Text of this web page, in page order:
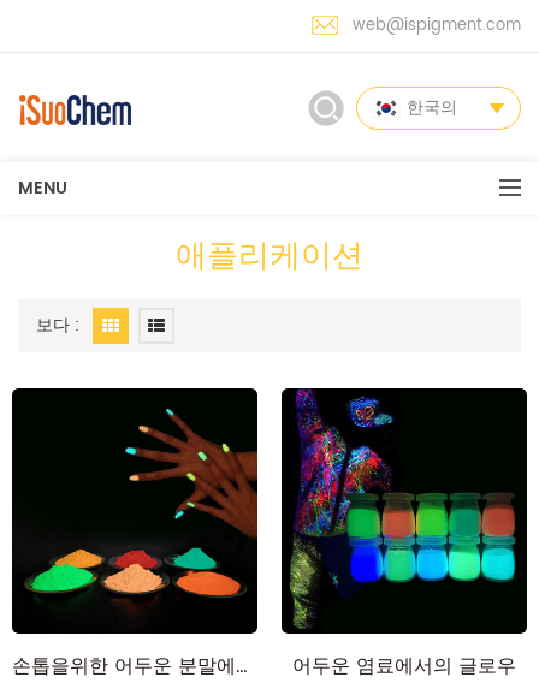
web@ispigment.com
한국의
MENU
애플리케이션
보다 :
손톱을위한 어두운 분말에서 빛납니다 어두운 염료에서의 글로우